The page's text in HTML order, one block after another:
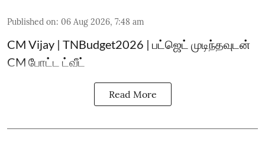
Published on: 06 Aug 2026, 7:48 am
CM Vijay | TNBudget2026 | பட்ஜெட் முடிந்தவுடன்
CM போட்ட ட்வீட்
Read More